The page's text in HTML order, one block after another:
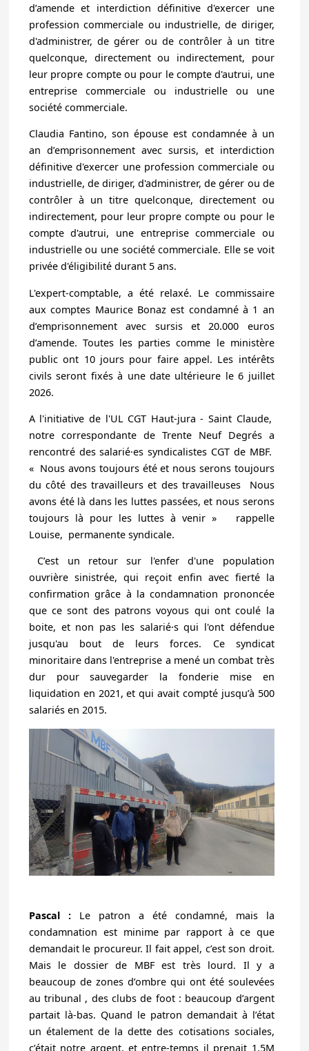
d’amende et interdiction définitive d'exercer une
profession commerciale ou industrielle, de diriger,
d'administrer, de gérer ou de contrôler à un titre
quelconque, directement ou indirectement, pour
leur propre compte ou pour le compte d'autrui, une
entreprise commerciale ou industrielle ou une
société commerciale.
Claudia Fantino, son épouse est condamnée à un
an d’emprisonnement avec sursis, et interdiction
définitive d'exercer une profession commerciale ou
industrielle, de diriger, d'administrer, de gérer ou de
contrôler à un titre quelconque, directement ou
indirectement, pour leur propre compte ou pour le
compte d'autrui, une entreprise commerciale ou
industrielle ou une société commerciale. Elle se voit
privée d'éligibilité durant 5 ans.
L'expert-comptable, a été relaxé. Le commissaire
aux comptes Maurice Bonaz est condamné à 1 an
d’emprisonnement avec sursis et 20.000 euros
d’amende. Toutes les parties comme le ministère
public ont 10 jours pour faire appel. Les intérêts
civils seront fixés à une date ultérieure le 6 juillet
2026.
A l'initiative de l'UL CGT Haut-jura - Saint Claude,
notre correspondante de Trente Neuf Degrés a
rencontré des salarié·es syndicalistes CGT de MBF.
« Nous avons toujours été et nous serons toujours
du côté des travailleurs et des travailleuses Nous
avons été là dans les luttes passées, et nous serons
toujours là pour les luttes à venir » rappelle
Louise, permanente syndicale.
C’est un retour sur l'enfer d'une population
ouvrière sinistrée, qui reçoit enfin avec fierté la
confirmation grâce à la condamnation prononcée
que ce sont des patrons voyous qui ont coulé la
boite, et non pas les salarié·s qui l'ont défendue
jusqu'au bout de leurs forces. Ce syndicat
minoritaire dans l'entreprise a mené un combat très
dur pour sauvegarder la fonderie mise en
liquidation en 2021, et qui avait compté jusqu’à 500
salariés en 2015.
Pascal : Le patron a été condamné, mais la
condamnation est minime par rapport à ce que
demandait le procureur. Il fait appel, c’est son droit.
Mais le dossier de MBF est très lourd. Il y a
beaucoup de zones d’ombre qui ont été soulevées
au tribunal , des clubs de foot : beaucoup d’argent
partait là-bas. Quand le patron demandait à l’état
un étalement de la dette des cotisations sociales,
c’était notre argent, et entre-temps il prenait 1,5M